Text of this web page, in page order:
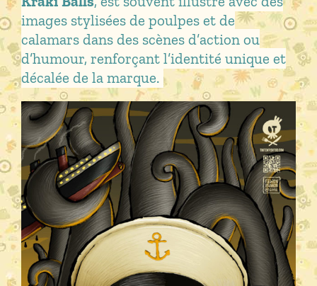
images stylisées de poulpes et de
calamars dans des scènes d’action ou
d’humour, renforçant l’identité unique et
décalée de la marque.